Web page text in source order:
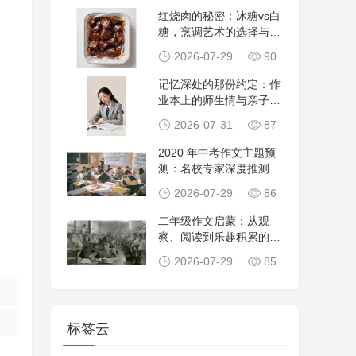
红烧肉的秘密：冰糖vs白
糖，烹调艺术的选择与解
2026-07-29 90
记忆深处的那份约定：作
业本上的师生情与亲子教
2026-07-31 87
2020 年中考作文主题预
测：名校专家深度推测
2026-07-29
86
二年级作文启蒙：从观
察、阅读到乐趣积累的探
2026-07-29 85
标签云